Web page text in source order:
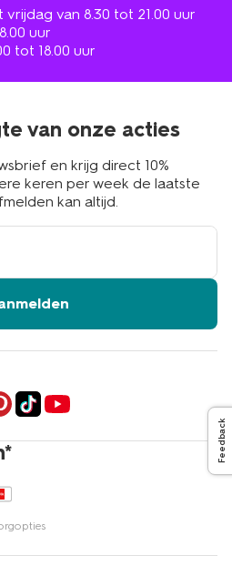
van 8.30 tot 21.00 uur
uur
tot 18.00 uur
van onze acties
en krijg direct 10%
keren per week de laatste
kan altijd.
Feedback